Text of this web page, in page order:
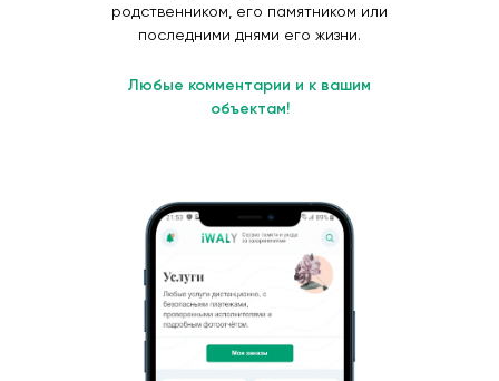
родственником, его памятником или
последними днями его жизни.
Любые комментарии и к вашим
объектам!